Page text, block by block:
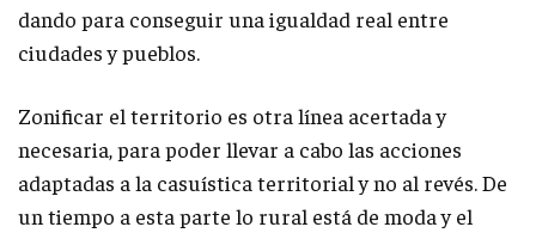
dando para conseguir una igualdad real entre
ciudades y pueblos.
Zonificar el territorio es otra línea acertada y
necesaria, para poder llevar a cabo las acciones
adaptadas a la casuística territorial y no al revés. De
un tiempo a esta parte lo rural está de moda y el